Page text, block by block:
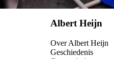
Albert Heijn
Over Albert Heijn
Geschiedenis